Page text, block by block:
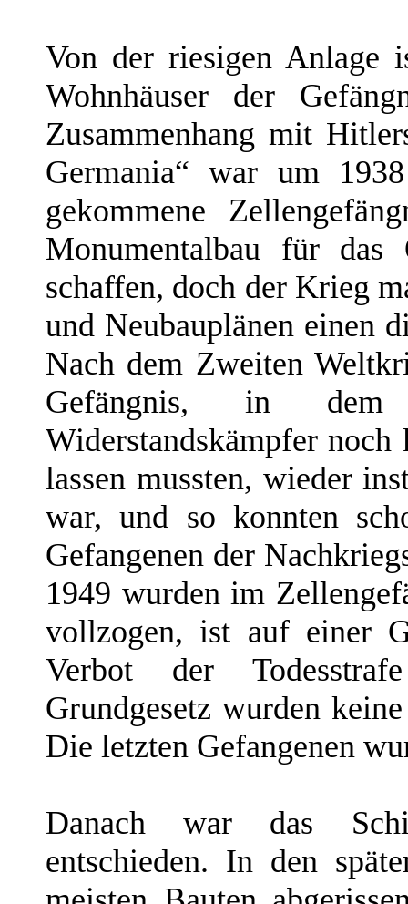
Von der riesigen Anlage
Wohnhäuser der
Zusammenhang mit
Germania“ war um
gekommene
Monumentalbau für das
schaffen, doch der Krieg
und Neubauplänen einen
Nach dem Zweiten
Gefängnis, in dem
Widerstandskämpfer
lassen mussten, wieder
war, und so konnten
Gefangenen der
1949 wurden im
vollzogen, ist auf einer
Verbot der
Grundgesetz wurden
Die letzten Gefangenen
Danach war das
entschieden. In den